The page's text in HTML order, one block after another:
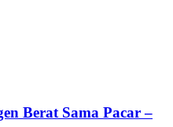
Berat Sama Pacar –